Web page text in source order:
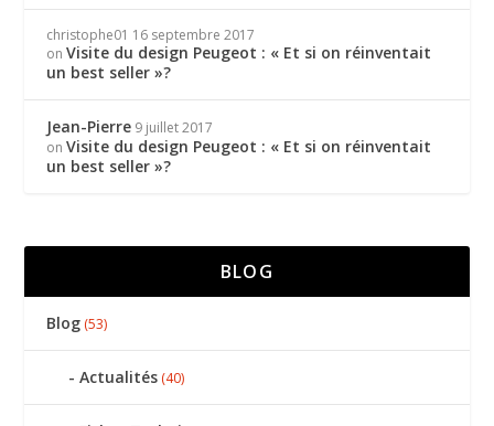
christophe01 16 septembre 2017
onVisite du design Peugeot : « Et si on réinventait
un best seller »?
Jean-Pierre 9 juillet 2017
onVisite du design Peugeot : « Et si on réinventait
un best seller »?
BLOG
Blog (53)
Actualités (40)